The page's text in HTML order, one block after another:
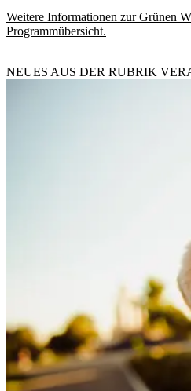
Weitere Informationen zur Grünen
Programmübersicht.
NEUES AUS DER RUBRIK